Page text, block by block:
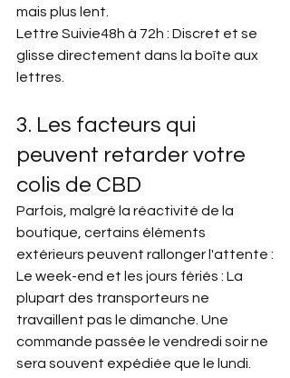
mais plus lent.
Lettre Suivie48h à 72h : Discret et se
glisse directement dans la boîte aux
lettres.
3. Les facteurs qui
peuvent retarder votre
colis de CBD
Parfois, malgré la réactivité de la
boutique, certains éléments
extérieurs peuvent rallonger l'attente :
Le week-end et les jours fériés : La
plupart des transporteurs ne
travaillent pas le dimanche. Une
commande passée le vendredi soir ne
sera souvent expédiée que le lundi.